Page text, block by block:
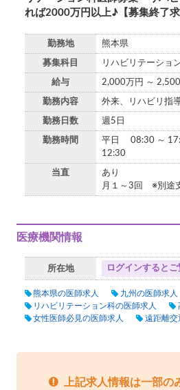
れば2000万円以上♪【募集終了求
勤務地 熊本県
募集科目 リハビリテーショ
給与 2,000万円 ～
勤務内容 外来、リハビリ指
勤務日数 週5日
勤務時間
平日 08:30 ～
12:30
当直
あり
月１～3回 ※別途
医療機関情報
所在地 ログインすると
熊本県の医師求人
九州の医師求人
リハビリテーション科の医師求人
女性医師必見の医師求人
遠距離交
上記求人情報は一部の